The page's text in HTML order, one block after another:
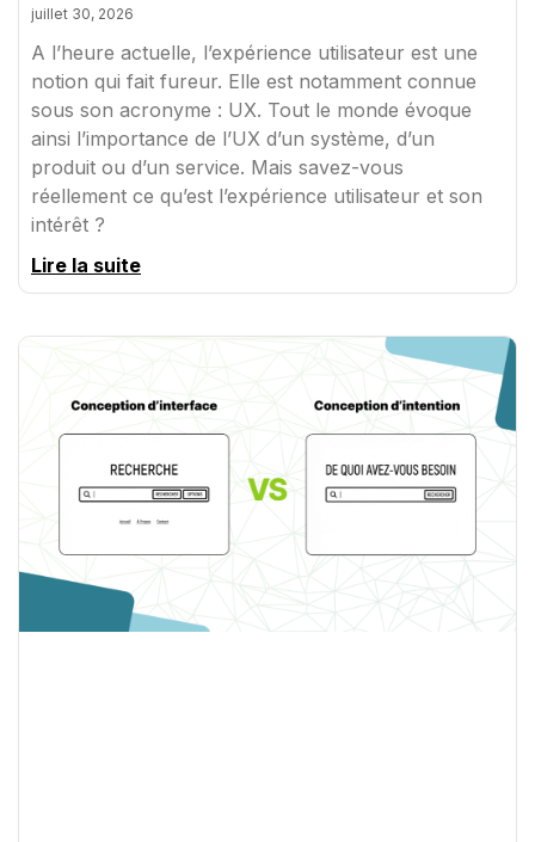
juillet 30, 2026
A l’heure actuelle, l’expérience utilisateur est une
notion qui fait fureur. Elle est notamment connue
sous son acronyme : UX. Tout le monde évoque
ainsi l’importance de l’UX d’un système, d’un
produit ou d’un service. Mais savez-vous
réellement ce qu’est l’expérience utilisateur et son
intérêt ?
Lire la suite